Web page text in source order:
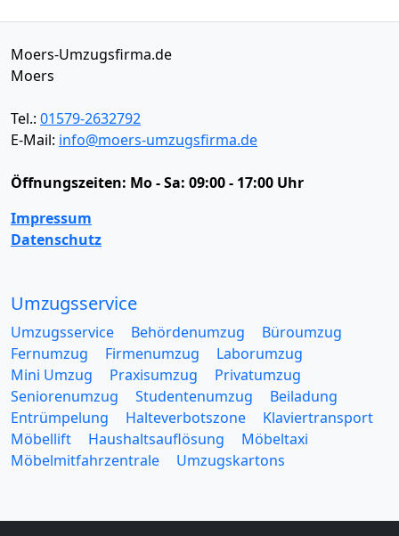
Moers-Umzugsfirma.de
Moers
Tel.: 01579-2632792
E-Mail: info@moers-umzugsfirma.de
Öffnungszeiten: Mo - Sa: 09:00 - 17:00 Uhr
Impressum
Datenschutz
Umzugsservice
Umzugsservice Behördenumzug
Büroumzug
Fernumzug
Firmenumzug
Laborumzug
Mini Umzug
Praxisumzug
Privatumzug
Seniorenumzug
Studentenumzug
Beiladung
Entrümpelung
Halteverbotszone
Klaviertransport
Möbellift
Haushaltsauflösung
Möbeltaxi
Möbelmitfahrzentrale
Umzugskartons